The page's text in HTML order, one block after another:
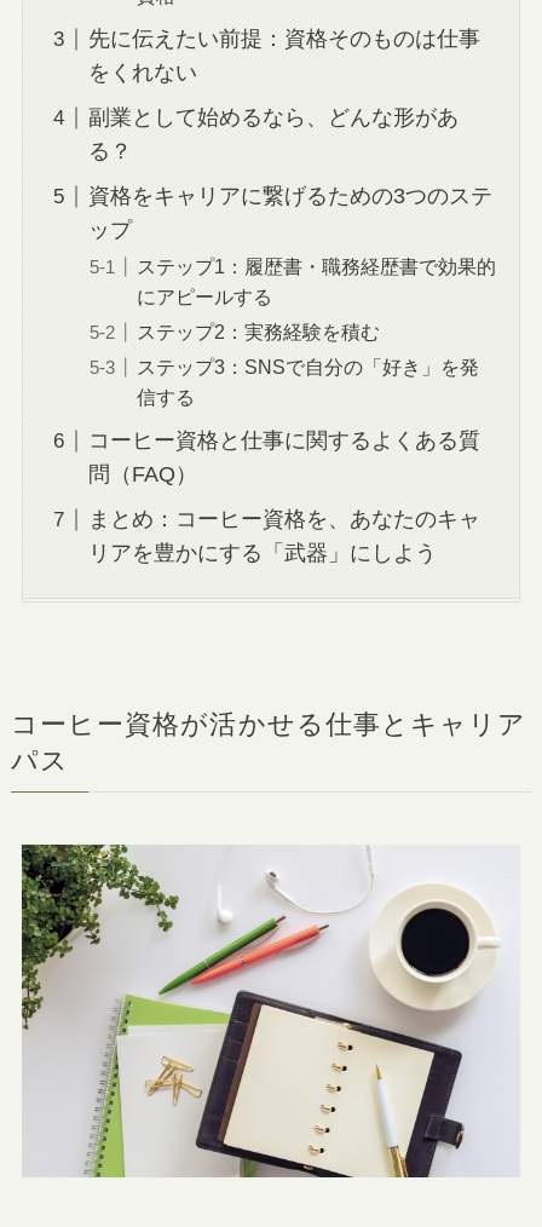
先に伝えたい前提：資格そのものは仕事
をくれない
副業として始めるなら、どんな形があ
る？
資格をキャリアに繋げるための3つのステ
ップ
ステップ1：履歴書・職務経歴書で効果的
にアピールする
ステップ2：実務経験を積む
ステップ3：SNSで自分の「好き」を発
信する
コーヒー資格と仕事に関するよくある質
問（FAQ）
まとめ：コーヒー資格を、あなたのキャ
リアを豊かにする「武器」にしよう
コーヒー資格が活かせる仕事とキャリア
パス